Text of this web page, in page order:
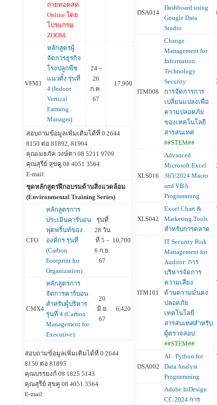
ถ่ายทอดสด
Online โดย
โปรแกรม
ZOOM
VFM3
หลักสูตรผู้
จัดการธุรกิจ
โรงปลูกพืช
แนวตั้ง รุ่นที่
4 (Indoor
Vertical
Farming
Manager)
24 –
26
ก.ค.
67
17,900
สอบถามข้อมูลเพิ่มเติมได้ที่ 0 2644
8150 ต่อ 81892, 81904
คุณเมธภัค วงษ์ตา 08 5211 9709
คุณสุรีย์ สุขคู 08 4051 3564
E-mail:
ชุดหลักสูตรฝึกอบรมด้านสิ่งแวดล้อม
(Environmental Training Series)
CFO
หลักสูตรการ
ประเมินคาร์บอน
ฟุตพริ้นท์ของ
องค์กร รุ่นที่
(Carbon
Footprint for
Organization)
รุ่นที่
28 วัน
ที่ 5 –
6 ก.ย.
67
10,700
CMX4
หลักสูตรการ
จัดการคาร์บอน
สำหรับผู้บริหาร
รุ่นที่ 4 (Carbon
Management for
Executive)
20
มิ.ย.
67
6,420
สอบถามข้อมูลเพิ่มเติมได้ที่ 0 2644
8150 ต่อ 81895
คุณบรรยงก์ 08 1825 5143
คุณสุรีย์ สุขคู 08 4051 3564
E-mail:
DSA014
Dashboard using
Google Data
Studio
ITM008
Change
Management for
Information
Technology
Security:
การจัดการการ
เปลี่ยนแปลงเพื่อ
ความปลอดภัย
ของเทคโนโลยี
สารสนเทศ
##STEM##
XLS016
Advanced
Microsoft Excel
365/2024 Macro
and VBA
Programming
XLS042
Excel Chart &
Marketing Tools
สำหรับการตลาด
ITM101
IT Security Risk
Management for
Auditor: การ
บริหารจัดการ
ความเสี่ยง
ด้านความมั่นคง
ปลอดภัย
เทคโนโลยี
สารสนเทศสำหรับ
ผู้ตรวจสอบ
##STEM##
DSA002
AI : Python for
Data Analyst
Programming
Adobe InDesign
CC 2024 การ